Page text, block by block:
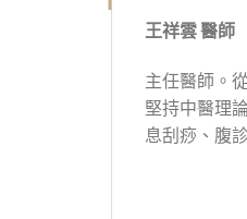
王祥雲醫師
主任醫師。
堅持中醫理
息刮痧、腹